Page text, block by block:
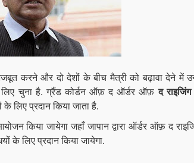
मजबूत करने और दो देशों के बीच मैत्री को बढ़ावा देने में
चुना है. ग्रैंड कोर्डन ऑफ़ द ऑर्डर ऑफ़द
के लिए प्रदान किया जाता है.
किया जायेगा जहाँ जापान द्वारा ऑर्डर ऑफ़ द
के लिए प्रदान किया जायेगा.